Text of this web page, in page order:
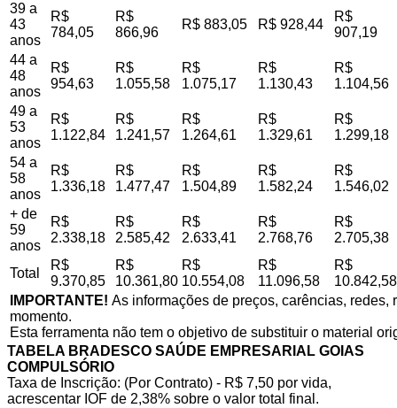
39 a
43
anos
R$
784,05
R$
866,96
R$ 883,05 R$ 928,44
R$
907,19
44 a
48
anos
R$
954,63
R$
1.055,58
R$
1.075,17
R$
1.130,43
R$
1.104,56
49 a
53
anos
R$
1.122,84
R$
1.241,57
R$
1.264,61
R$
1.329,61
R$
1.299,18
54 a
58
anos
R$
1.336,18
R$
1.477,47
R$
1.504,89
R$
1.582,24
R$
1.546,02
+ de
59
anos
R$
2.338,18
R$
2.585,42
R$
2.633,41
R$
2.768,76
R$
2.705,38
Total
R$
9.370,85
R$
10.361,80
R$
10.554,08
R$
11.096,58
R$
10.842,58
IMPORTANTE! As informações de preços, carências,
momento.
Esta ferramenta não tem o objetivo de substituir o material
TABELA BRADESCO SAÚDE EMPRESARIAL GOIAS
COMPULSÓRIO
Taxa de Inscrição: (Por Contrato) - R$ 7,50 por vida,
acrescentar IOF de 2,38% sobre o valor total final.